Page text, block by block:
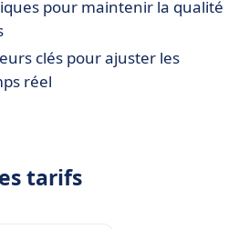
pour maintenir la qualité
clés pour ajuster les
réel
tarifs